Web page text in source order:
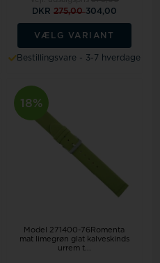
DKR 275,00304,00
VÆLG VARIANT
Bestillingsvare - 3-7 hverdage
18%
Model 271400-76Romenta
mat limegrøn glat kalveskinds
urrem t...